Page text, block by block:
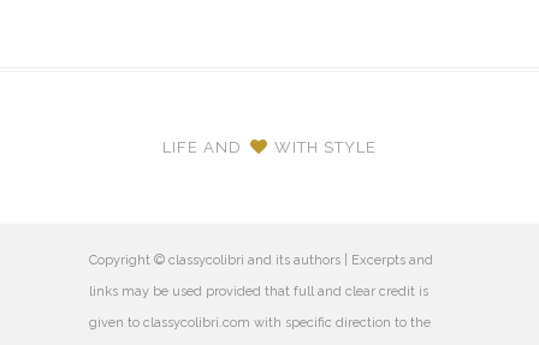
LIFE AND WITH STYLE
Copyright © classycolibri and its authors | Excerpts and
links may be used provided that full and clear credit is
given to classycolibri.com with specific direction to the